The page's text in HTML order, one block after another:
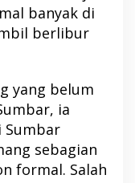
banyak di
berlibur
yang belum
ia
Sumbar
sebagian
formal. Salah